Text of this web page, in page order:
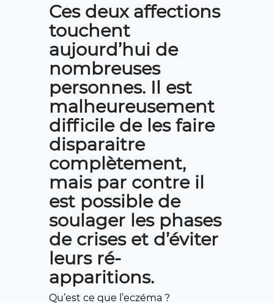
Ces deux affections
touchent
aujourd’hui de
nombreuses
personnes. Il est
malheureusement
difficile de les faire
disparaitre
complètement,
mais par contre il
est possible de
soulager les phases
de crises et d’éviter
leurs ré-
apparitions.
Qu’est ce que l’eczéma ?